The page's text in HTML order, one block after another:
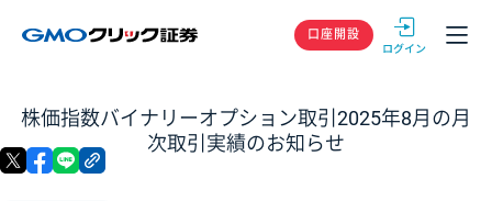
GMOクリック
口座開設
株価指数バイナリーオプション取引2025年8月の月
次取引実績のお知らせ
X facebook